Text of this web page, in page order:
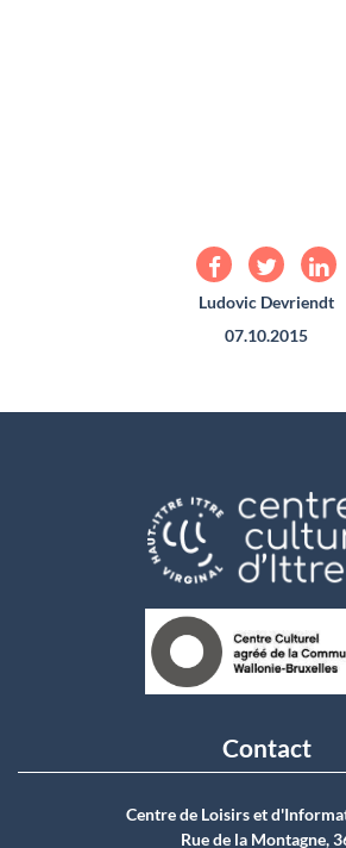
Ludovic Devriendt
07.10.2015
Contact
Centre de Loisirs et
Rue de la Montagne,